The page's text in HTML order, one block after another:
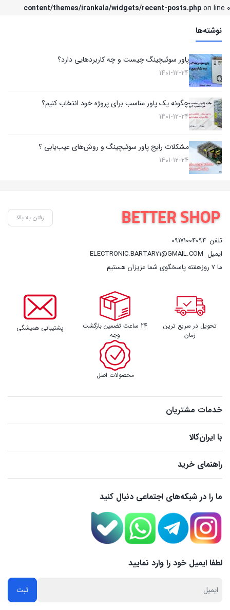
content/themes/irankala/widgets/recent-posts.phpon line 0
نوشته‌ها
پاور سوئیچینگ چیست و چه کاربردهایی دارد؟
1401-12-24
چگونه یک پاور مناسب برای پروژه خود انتخاب کنیم؟
1401-12-24
مشکلات رایج پاور سوئیچینگ و روش‌های عیب‌یابی ؟
1401-12-24
رفتن به بالا
تلفن 09171004094
ایمیل ELECTRONIC.BARTAR71@GMAIL.COM
ما 7 روزهفته پاسخگوی شما عزیزان هستیم
تحویل در سریع ترین
زمان
24 ساعت تضمین بازگشت
وجه
پشتیبانی همیشگی
محصولات اصل
خدمات مشتریان
با ایران‌کالا
راهنمای خرید
ما را در شبکه‌های اجتماعی دنبال کنید
لطفا ایمیل خود را وارد نمایید